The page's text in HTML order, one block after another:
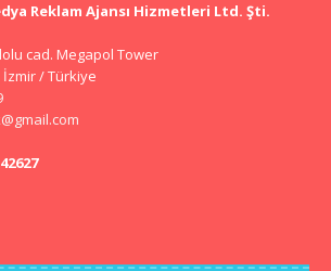
Reklam Ajansı Hizmetleri Ltd. Şti.
cad. Megapol Tower
İzmir / Türkiye